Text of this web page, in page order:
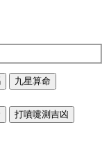
九星算命
打噴嚏測吉凶